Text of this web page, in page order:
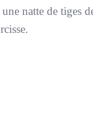
natte de tiges